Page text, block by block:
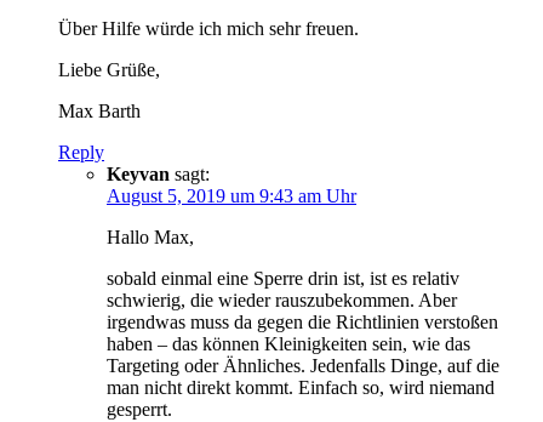
Über Hilfe würde ich mich sehr freuen.
Liebe Grüße,
Max Barth
Reply
Keyvan sagt:
August 5, 2019 um 9:43 am Uhr
Hallo Max,
sobald einmal eine Sperre drin ist, ist es relativ
schwierig, die wieder rauszubekommen. Aber
irgendwas muss da gegen die Richtlinien verstoßen
haben – das können Kleinigkeiten sein, wie das
Targeting oder Ähnliches. Jedenfalls Dinge, auf die
man nicht direkt kommt. Einfach so, wird niemand
gesperrt.